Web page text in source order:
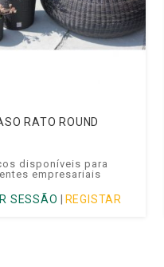
RATO ROUND
disponíveis para
empresariais
SESSÃO | REGISTAR